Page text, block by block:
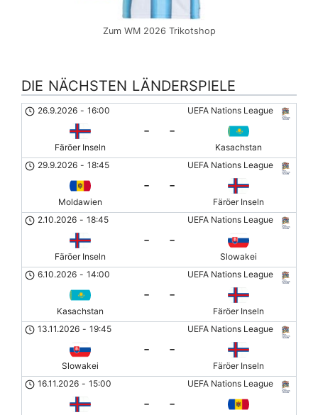
Zum WM 2026 Trikotshop
DIE NÄCHSTEN LÄNDERSPIELE
UEFA Nations League
26.9.2026 - 16:00
Färöer Inseln
- -
Kasachstan
UEFA Nations League
29.9.2026 - 18:45
Moldawien
- -
Färöer Inseln
UEFA Nations League
2.10.2026 - 18:45
Färöer Inseln
- -
Slowakei
UEFA Nations League
6.10.2026 - 14:00
Kasachstan
- -
Färöer Inseln
UEFA Nations League
13.11.2026 - 19:45
Slowakei
- -
Färöer Inseln
UEFA Nations League
16.11.2026 - 15:00
- -